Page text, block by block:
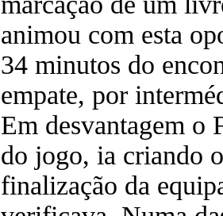
animou com esta
34 minutos do
empate, por
Em desvantagem o
do jogo, ia criando
finalização da